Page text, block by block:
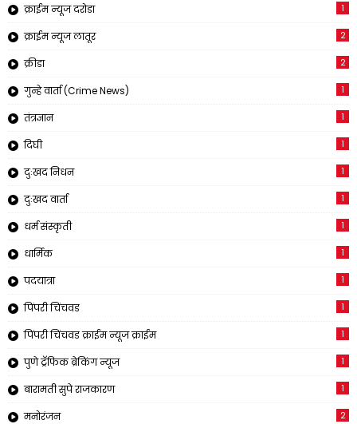
क्राईम न्यूज दरोडा 1
क्राईम न्यूज लातूर 2
क्रीडा 2
गुन्हे वार्ता (Crime News) 1
तंत्रज्ञान 1
दिघी 1
दुःखद निधन 1
दुःखद वार्ता 1
धर्म संस्कृती 1
धार्मिक 1
पदयात्रा 1
पिंपरी चिंचवड 1
पिंपरी चिंचवड क्राईम न्यूज क्राईम 1
पुणे ट्रॅफिक ब्रेकिंग न्यूज 1
बारामती सुपे राजकारण 1
मनोरंजन 2